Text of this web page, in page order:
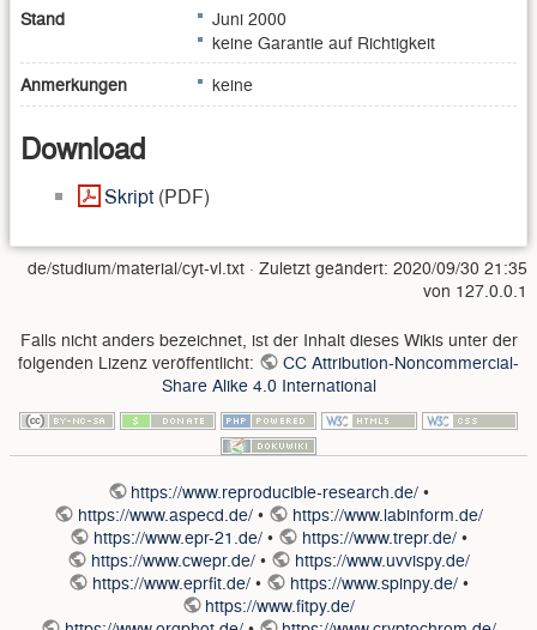
Stand
Juni 2000
keine Garantie auf Richtigkeit
Anmerkungen
keine
Download
Skript (PDF)
de/studium/material/cyt-vl.txt · Zuletzt geändert: 2020/09/30 21:35
von 127.0.0.1
Falls nicht anders bezeichnet, ist der Inhalt dieses Wikis unter der
folgenden Lizenz veröffentlicht:
CC Attribution-Noncommercial-
Share Alike 4.0 International
https://www.reproducible-research.de/ •
https://www.aspecd.de/ •
https://www.labinform.de/
https://www.epr-21.de/ • https://www.trepr.de/•
https://www.cwepr.de/ •
https://www.uvvispy.de/
https://www.eprfit.de/ • https://www.spinpy.de/•
https://www.fitpy.de/